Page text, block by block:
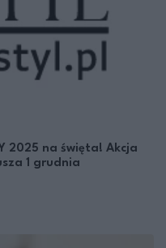
2025 na święta! Akcja
1 grudnia